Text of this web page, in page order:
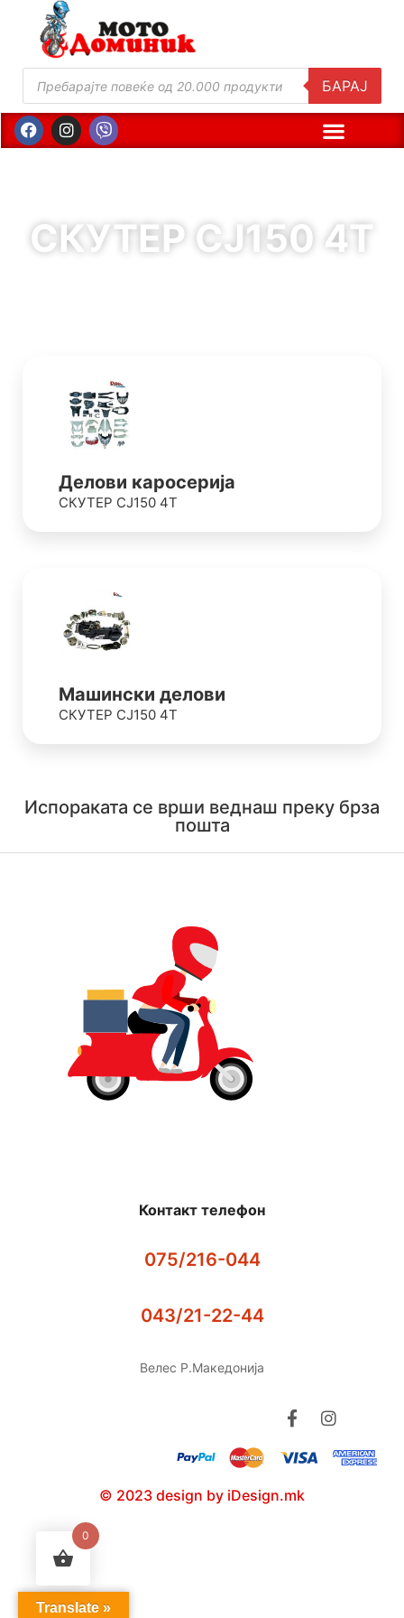
БАРАЈ
СКУТЕР CJ150 4T
Делови каросерија
СКУТЕР CJ150 4T
Машински делови
СКУТЕР CJ150 4T
Испораката се врши веднаш преку брза
пошта
Контакт телефон
075/216-044
043/21-22-44
Велес Р.Македонија
© 2023 design by iDesign.mk
Translate »
0